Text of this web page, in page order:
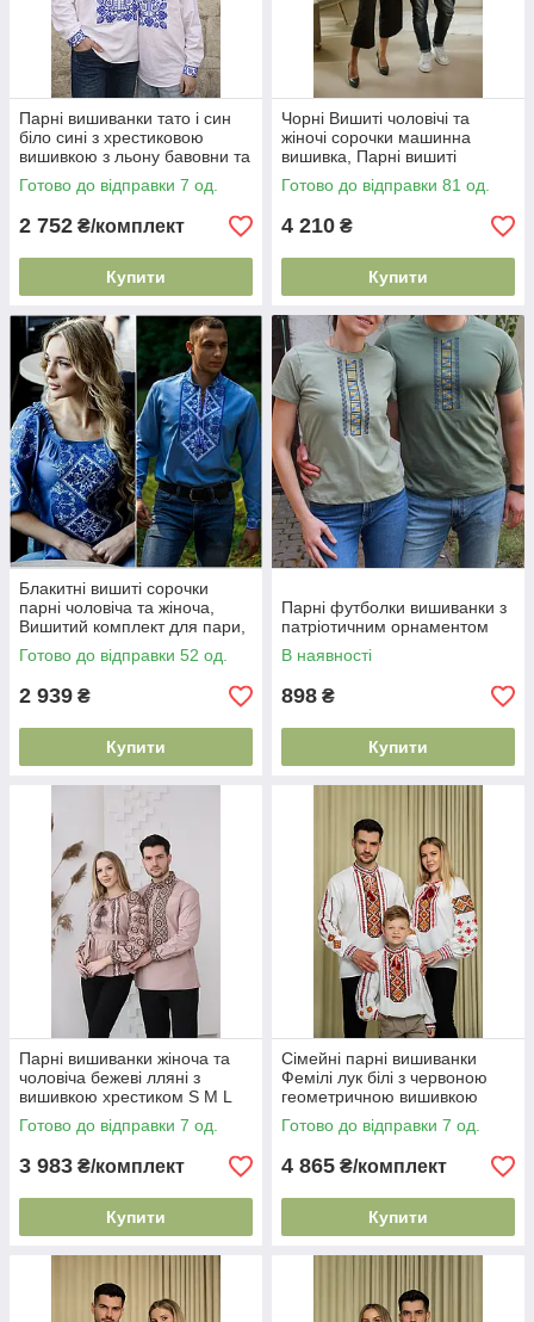
Парні вишиванки тато і син
біло сині з хрестиковою
вишивкою з льону бавовни та
віскози
Готово до відправки 7 од.
2 752 ₴/комплект
Купити
Чорні Вишиті чоловічі та
жіночі сорочки машинна
вишивка, Парні вишиті
сорочки, Вишиванки family
look
Готово до відправки 81 од.
4 210 ₴
Купити
Блакитні вишиті сорочки
парні чоловіча та жіноча,
Вишитий комплект для пари,
Вишиванки family look,
Етномода
Готово до відправки 52 од.
2 939 ₴
Купити
Парні футболки вишиванки з
патріотичним орнаментом
В наявності
898 ₴
Купити
Парні вишиванки жіноча та
чоловіча бежеві лляні з
вишивкою хрестиком S M L
XL XXL
Готово до відправки 7 од.
3 983 ₴/комплект
Купити
Сімейні парні вишиванки
Фемілі лук білі з червоною
геометричною вишивкою
льон сумішевий комплект S–
XXL 92–152
Готово до відправки 7 од.
4 865 ₴/комплект
Купити